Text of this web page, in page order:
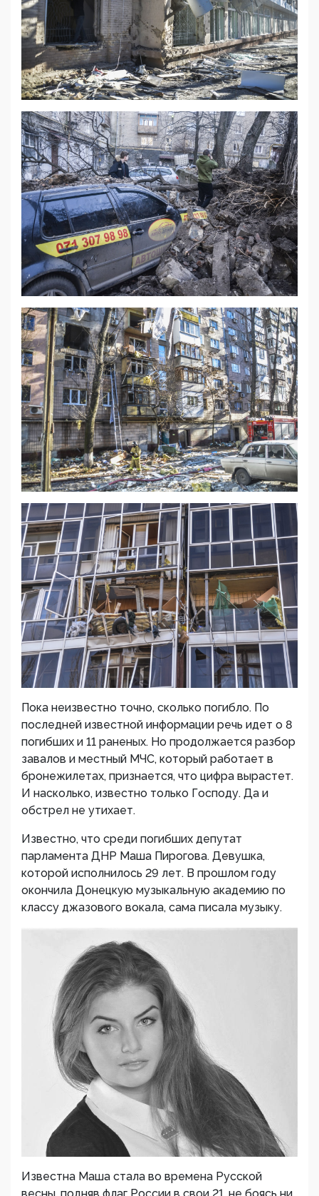
Пока неизвестно точно, сколько погибло. По
последней известной информации речь идет о 8
погибших и 11 раненых. Но продолжается разбор
завалов и местный МЧС, который работает в
бронежилетах, признается, что цифра вырастет.
И насколько, известно только Господу. Да и
обстрел не утихает.
Известно, что среди погибших депутат
парламента ДНР Маша Пирогова. Девушка,
которой исполнилось 29 лет. В прошлом году
окончила Донецкую музыкальную академию по
классу джазового вокала, сама писала музыку.
Известна Маша стала во времена Русской